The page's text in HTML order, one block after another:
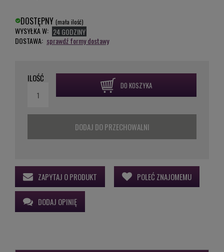
DOSTĘPNY (mała ilość)
WYSYŁKA W: 24 GODZINY
DOSTAWA: sprawdź formy dostawy
ILOŚĆ
DO KOSZYKA
DODAJ DO PRZECHOWALNI
ZAPYTAJ O PRODUKT POLEĆ ZNAJOMEMU
DODAJ OPINIĘ